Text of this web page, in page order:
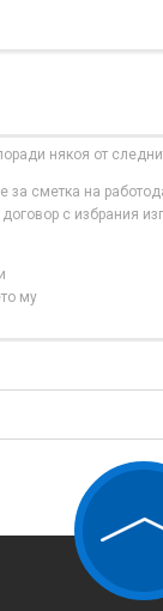
някоя от
сметка на
с избрания
му